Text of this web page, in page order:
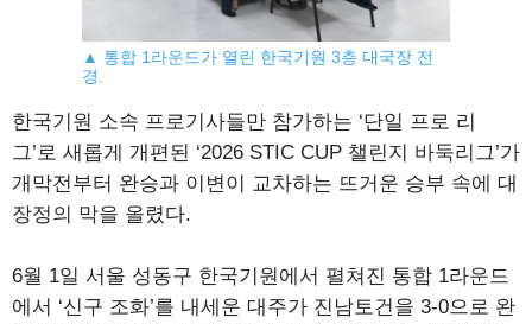
▲ 통합 1라운드가 열린 한국기원 3층 대국장 전
경.
한국기원 소속 프로기사들만 참가하는 ‘단일 프로 리
그’로 새롭게 개편된 ‘2026 STIC CUP 챌린지 바둑리그’가
개막전부터 완승과 이변이 교차하는 뜨거운 승부 속에 대
장정의 막을 올렸다.
6월 1일 서울 성동구 한국기원에서 펼쳐진 통합 1라운드
에서 ‘신구 조화’를 내세운 대주가 진남토건을 3-0으로 완